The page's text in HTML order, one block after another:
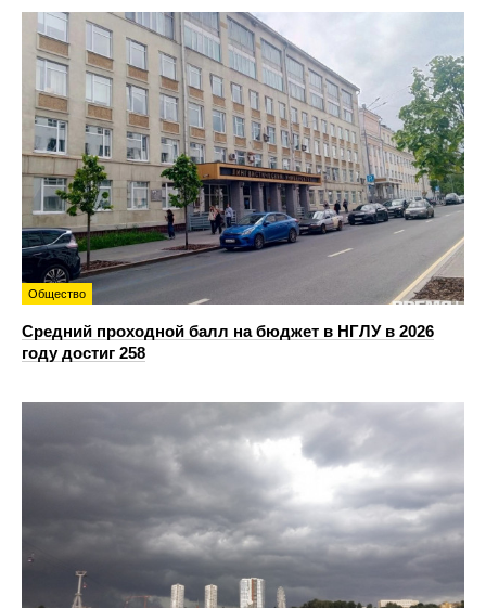
Общество
Средний проходной балл на бюджет в НГЛУ в 2026
году достиг 258